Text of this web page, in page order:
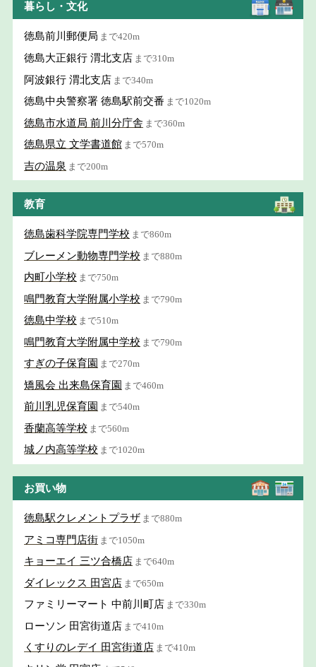
暮らし・文化
徳島前川郵便局 まで420m
徳島大正銀行 渭北支店 まで310m
阿波銀行 渭北支店 まで340m
徳島中央警察署 徳島駅前交番 まで1020m
徳島市水道局 前川分庁舎 まで360m
徳島県立 文学書道館 まで570m
吉の温泉 まで200m
教育
徳島歯科学院専門学校 まで860m
ブレーメン動物専門学校 まで880m
内町小学校 まで750m
鳴門教育大学附属小学校 まで790m
徳島中学校 まで510m
鳴門教育大学附属中学校 まで790m
すぎの子保育園 まで270m
矯風会 出来島保育園 まで460m
前川乳児保育園 まで540m
香蘭高等学校 まで560m
城ノ内高等学校 まで1020m
お買い物
徳島駅クレメントプラザ まで880m
アミコ専門店街 まで1050m
キョーエイ 三ツ合橋店 まで640m
ダイレックス 田宮店 まで650m
ファミリーマート 中前川町店 まで330m
ローソン 田宮街道店 まで410m
くすりのレデイ 田宮街道店 まで410m